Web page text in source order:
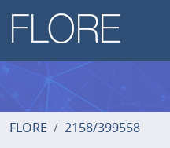
FLORE 2158/399558